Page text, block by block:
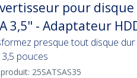
pour disque
3,5" - Adaptateur
presque tout disque dur
3,5 pouces
25SATSAS35